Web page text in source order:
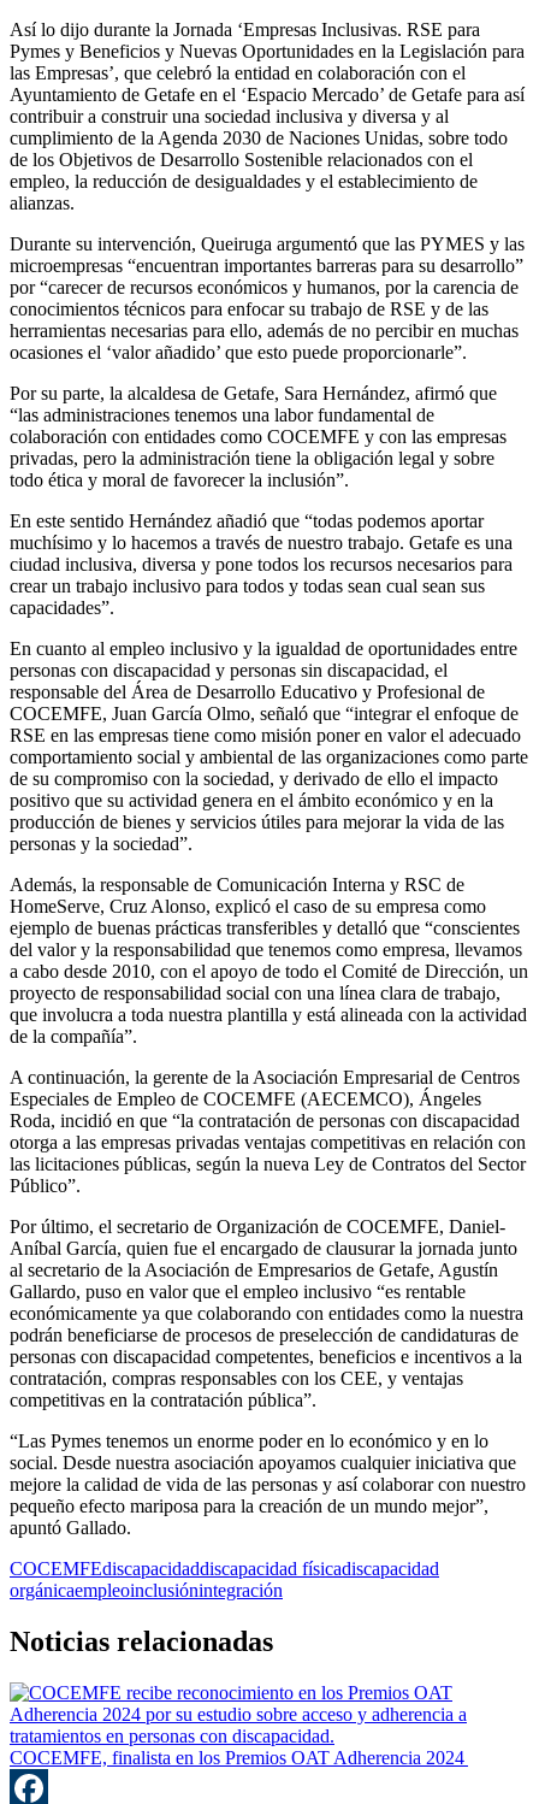
Así lo dijo durante la Jornada ‘Empresas Inclusivas. RSE para
Pymes y Beneficios y Nuevas Oportunidades en la Legislación para
las Empresas’, que celebró la entidad en colaboración con el
Ayuntamiento de Getafe en el ‘Espacio Mercado’ de Getafe para así
contribuir a construir una sociedad inclusiva y diversa y al
cumplimiento de la Agenda 2030 de Naciones Unidas, sobre todo
de los Objetivos de Desarrollo Sostenible relacionados con el
empleo, la reducción de desigualdades y el establecimiento de
alianzas.
Durante su intervención, Queiruga argumentó que las PYMES y las
microempresas “encuentran importantes barreras para su desarrollo”
por “carecer de recursos económicos y humanos, por la carencia de
conocimientos técnicos para enfocar su trabajo de RSE y de las
herramientas necesarias para ello, además de no percibir en muchas
ocasiones el ‘valor añadido’ que esto puede proporcionarle”.
Por su parte, la alcaldesa de Getafe, Sara Hernández, afirmó que
“las administraciones tenemos una labor fundamental de
colaboración con entidades como COCEMFE y con las empresas
privadas, pero la administración tiene la obligación legal y sobre
todo ética y moral de favorecer la inclusión”.
En este sentido Hernández añadió que “todas podemos aportar
muchísimo y lo hacemos a través de nuestro trabajo. Getafe es una
ciudad inclusiva, diversa y pone todos los recursos necesarios para
crear un trabajo inclusivo para todos y todas sean cual sean sus
capacidades”.
En cuanto al empleo inclusivo y la igualdad de oportunidades entre
personas con discapacidad y personas sin discapacidad, el
responsable del Área de Desarrollo Educativo y Profesional de
COCEMFE, Juan García Olmo, señaló que “integrar el enfoque de
RSE en las empresas tiene como misión poner en valor el adecuado
comportamiento social y ambiental de las organizaciones como parte
de su compromiso con la sociedad, y derivado de ello el impacto
positivo que su actividad genera en el ámbito económico y en la
producción de bienes y servicios útiles para mejorar la vida de las
personas y la sociedad”.
Además, la responsable de Comunicación Interna y RSC de
HomeServe, Cruz Alonso, explicó el caso de su empresa como
ejemplo de buenas prácticas transferibles y detalló que “conscientes
del valor y la responsabilidad que tenemos como empresa, llevamos
a cabo desde 2010, con el apoyo de todo el Comité de Dirección, un
proyecto de responsabilidad social con una línea clara de trabajo,
que involucra a toda nuestra plantilla y está alineada con la actividad
de la compañía”.
A continuación, la gerente de la Asociación Empresarial de Centros
Especiales de Empleo de COCEMFE (AECEMCO), Ángeles
Roda, incidió en que “la contratación de personas con discapacidad
otorga a las empresas privadas ventajas competitivas en relación con
las licitaciones públicas, según la nueva Ley de Contratos del Sector
Público”.
Por último, el secretario de Organización de COCEMFE, Daniel-
Aníbal García, quien fue el encargado de clausurar la jornada junto
al secretario de la Asociación de Empresarios de Getafe, Agustín
Gallardo, puso en valor que el empleo inclusivo “es rentable
económicamente ya que colaborando con entidades como la nuestra
podrán beneficiarse de procesos de preselección de candidaturas de
personas con discapacidad competentes, beneficios e incentivos a la
contratación, compras responsables con los CEE, y ventajas
competitivas en la contratación pública”.
“Las Pymes tenemos un enorme poder en lo económico y en lo
social. Desde nuestra asociación apoyamos cualquier iniciativa que
mejore la calidad de vida de las personas y así colaborar con nuestro
pequeño efecto mariposa para la creación de un mundo mejor”,
apuntó Gallado.
COCEMFEdiscapacidaddiscapacidad físicadiscapacidad
orgánicaempleoinclusiónintegración
Noticias relacionadas
COCEMFE, finalista en los Premios OAT Adherencia 2024